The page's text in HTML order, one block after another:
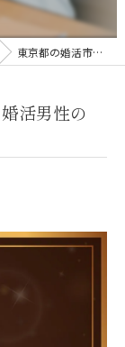
東京都の婚活市場で注目される婚活男性の特徴とは
活男性の